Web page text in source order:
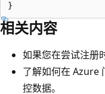
相关内容
如果您在尝试注册
了解如何在 Azure
控数据。